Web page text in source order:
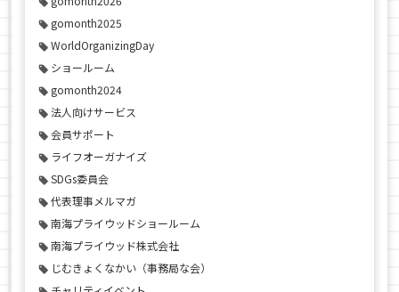
gomonth2025
WorldOrganizingDay
ショールーム
gomonth2024
法人向けサービス
会員サポート
ライフオーガナイズ
SDGs委員会
代表理事メルマガ
南海プライウッドショールーム
南海プライウッド株式会社
じむきょくなかい（事務局な会）